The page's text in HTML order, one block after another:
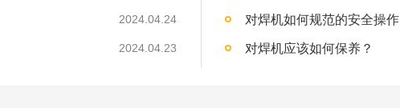
2024.04.24
2024.04.23
对焊机如何规范的安全操作
对焊机应该如何保养？